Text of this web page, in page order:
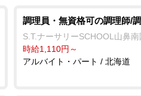
調理員・無資格可の調理師/
S.T.ナーサリーSCHOOL山鼻南
時給1,110円～
アルバイト・パート / 北海道